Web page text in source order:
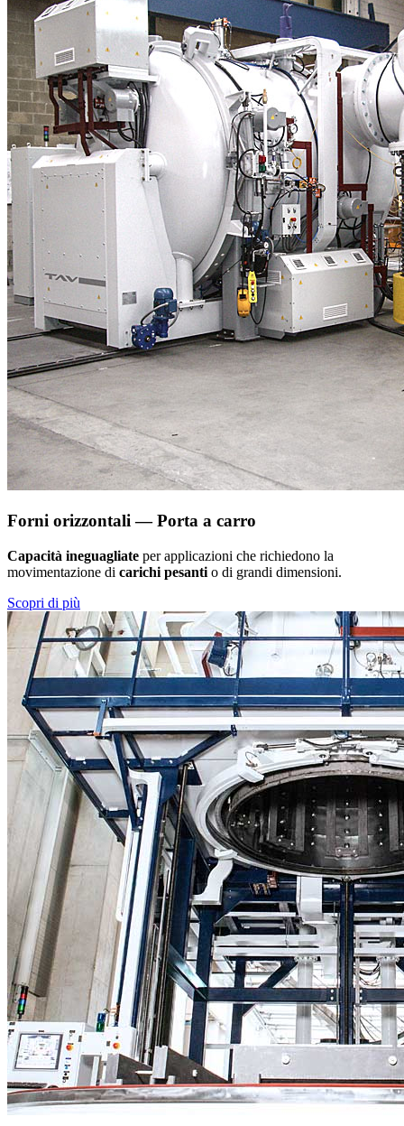
Forni orizzontali — Porta a carro
Capacità ineguagliate per applicazioni che richiedono la
movimentazione di carichi pesanti o di grandi dimensioni.
Scopri di più